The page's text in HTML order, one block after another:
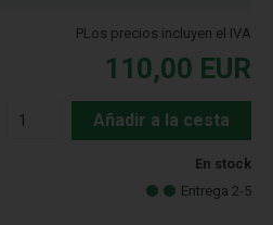
PLos precios incluyen el IVA
110,00 EUR
Añadir a la cesta
En stock
Entrega 2-5